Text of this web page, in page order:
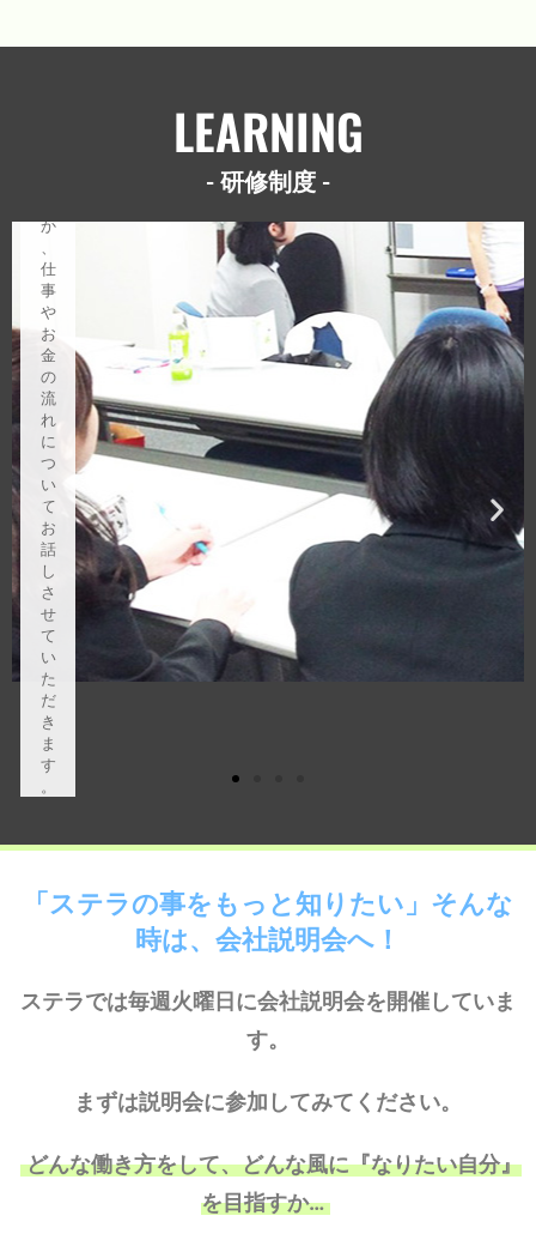
LEARNING
- 研修制度 -
う
か
、
仕
事
や
お
金
の
流
れ
に
つ
い
て
お
話
し
さ
せ
て
い
た
だ
き
ま
す
。
「ステラの事をもっと知りたい」そんな
時は、会社説明会へ！
ステラでは毎週火曜日に会社説明会を開催していま
す。
まずは説明会に参加してみてください。
どんな働き方をして、どんな風に『なりたい自分』
を目指すか…